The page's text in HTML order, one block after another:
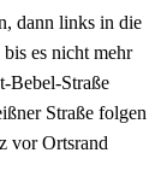
dann links in die
es nicht mehr
Bebel-Straße
Straße folgen
vor Ortsrand